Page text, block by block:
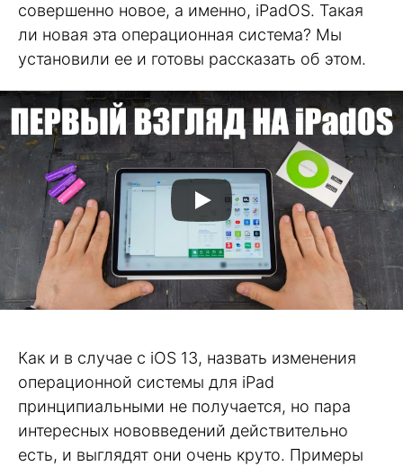
совершенно новое, а именно, iPadOS. Такая
ли новая эта операционная система? Мы
установили ее и готовы рассказать об этом.
Как и в случае с iOS 13, назвать изменения
операционной системы для iPad
принципиальными не получается, но пара
интересных нововведений действительно
есть, и выглядят они очень круто. Примеры